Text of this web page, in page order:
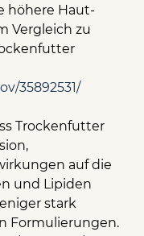
höhere Haut-
Vergleich zu
35892531/
Trockenfutter
auf die
und Lipiden
stark
Formulierungen.